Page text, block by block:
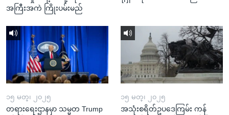
အကြီးအကဲ ကြိုးပမ်းမည်
၁၅ မတ္၊ ၂၀၂၅
တရားရေးဌာနမှာ သမ္မတ Trump
၁၅ မတ္၊ ၂၀၂၅
အသုံးစရိတ်ဥပဒေကြမ်း ကန်